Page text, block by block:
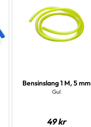
Bensinslang 1 M, 5 mm
Gul
49kr